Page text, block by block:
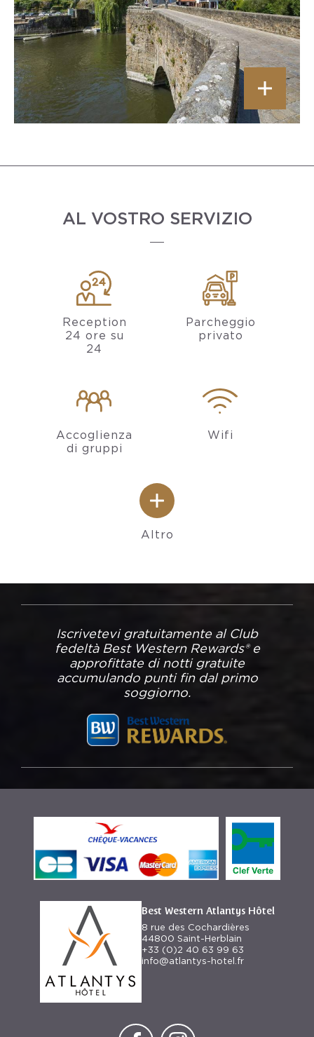
AL VOSTRO SERVIZIO
Reception
24 ore su
24
Parcheggio
privato
Accoglienza
di gruppi
Wifi
Altro
Iscrivetevi gratuitamente al Club
fedeltà Best Western Rewards® e
approfittate di notti gratuite
accumulando punti fin dal primo
soggiorno.
Best Western Atlantys Hôtel
8 rue des Cochardières
44800 Saint-Herblain
+33 (0)2 40 63 99 63
info@atlantys-hotel.fr